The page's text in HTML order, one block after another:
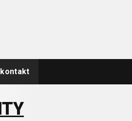
kontakt